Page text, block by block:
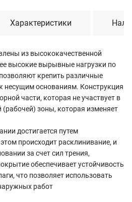
Характеристики
из высококачественной
высокие вырывные нагрузки по
крепить различные
несущим основаниям. Конструкция
части, которая не участвует в
(рабочей) зоны, которая изменяет
достигается путем
происходит расклинивание, и
за счет сил трения,
обеспечивает устойчивость
что позволяет использовать
работ